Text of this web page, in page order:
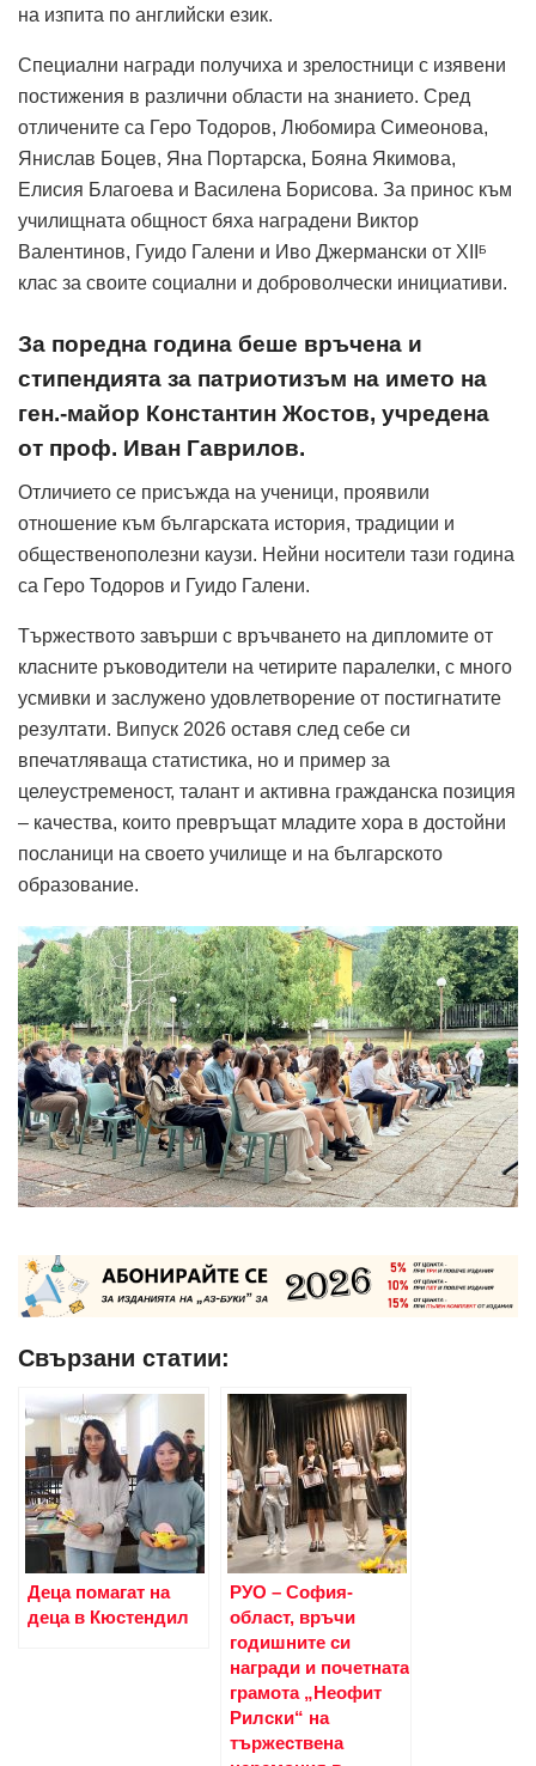
на изпита по английски език.
Специални награди получиха и зрелостници с изявени
постижения в различни области на знанието. Сред
отличените са Геро Тодоров, Любомира Симеонова,
Янислав Боцев, Яна Портарска, Бояна Якимова,
Елисия Благоева и Василена Борисова. За принос към
училищната общност бяха наградени Виктор
Валентинов, Гуидо Галени и Иво Джермански от XII
Б
клас за своите социални и доброволчески инициативи.
За поредна година беше връчена и
стипендията за патриотизъм на името на
ген.-майор Константин Жостов, учредена
от проф. Иван Гаврилов.
Отличието се присъжда на ученици, проявили
отношение към българската история, традиции и
общественополезни каузи. Нейни носители тази година
са Геро Тодоров и Гуидо Галени.
Тържеството завърши с връчването на дипломите от
класните ръководители на четирите паралелки, с много
усмивки и заслужено удовлетворение от постигнатите
резултати. Випуск 2026 оставя след себе си
впечатляваща статистика, но и пример за
целеустременост, талант и активна гражданска позиция
– качества, които превръщат младите хора в достойни
посланици на своето училище и на българското
образование.
Свързани статии:
Деца помагат на
деца в Кюстендил
РУО – София-
област, връчи
годишните си
награди и почетната
грамота „Неофит
Рилски“ на
тържествена